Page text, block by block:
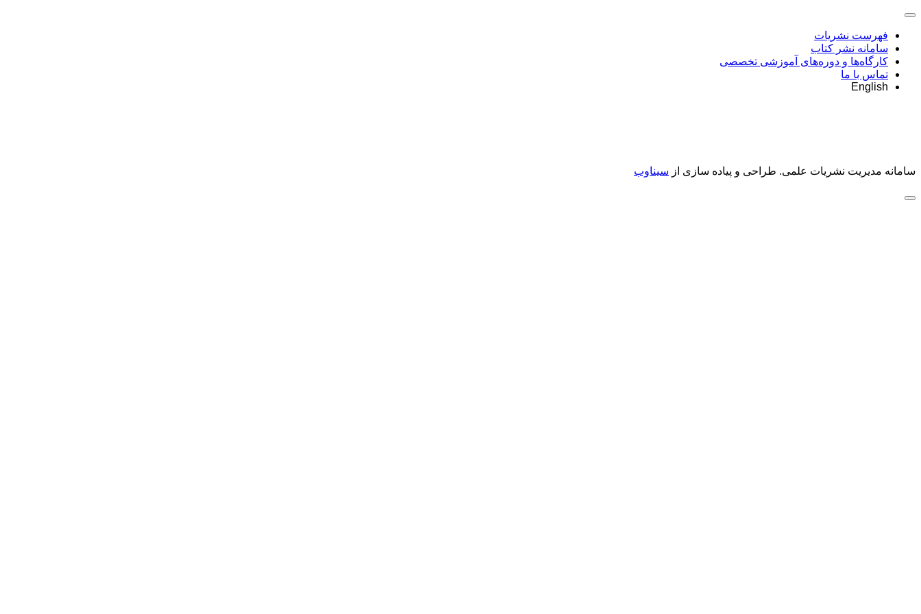
فهرست نشریات
سامانه نشر کتاب
کارگاه‌ها و دوره‌های آموزشی تخصصی
تماس با ما
English
سامانه مدیریت نشریات علمی. طراحی و پیاده سازی از سیناوب